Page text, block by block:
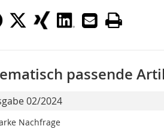
passende
02/2024
Nachfrage